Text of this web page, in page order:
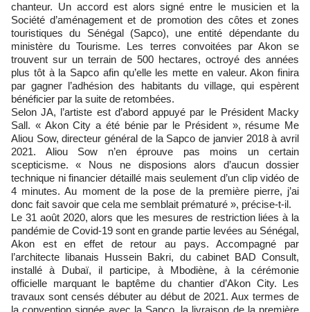
chanteur. Un accord est alors signé entre le musicien et la
Société d’aménagement et de promotion des côtes et zones
touristiques du Sénégal (Sapco), une entité dépendante du
ministère du Tourisme. Les terres convoitées par Akon se
trouvent sur un terrain de 500 hectares, octroyé des années
plus tôt à la Sapco afin qu’elle les mette en valeur. Akon finira
par gagner l’adhésion des habitants du village, qui espèrent
bénéficier par la suite de retombées.
Selon JA, l’artiste est d’abord appuyé par le Président Macky
Sall. « Akon City a été bénie par le Président », résume Me
Aliou Sow, directeur général de la Sapco de janvier 2018 à avril
2021. Aliou Sow n’en éprouve pas moins un certain
scepticisme. « Nous ne disposions alors d’aucun dossier
technique ni financier détaillé mais seulement d’un clip vidéo de
4 minutes. Au moment de la pose de la première pierre, j’ai
donc fait savoir que cela me semblait prématuré », précise-t-il.
Le 31 août 2020, alors que les mesures de restriction liées à la
pandémie de Covid-19 sont en grande partie levées au Sénégal,
Akon est en effet de retour au pays. Accompagné par
l’architecte libanais Hussein Bakri, du cabinet BAD Consult,
installé à Dubaï, il participe, à Mbodiène, à la cérémonie
officielle marquant le baptême du chantier d’Akon City. Les
travaux sont censés débuter au début de 2021. Aux termes de
la convention signée avec la Sapco, la livraison de la première